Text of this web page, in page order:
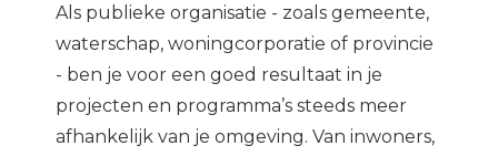
Als publieke organisatie - zoals gemeente,
waterschap, woningcorporatie of provincie
- ben je voor een goed resultaat in je
projecten en programma’s steeds meer
afhankelijk van je omgeving. Van inwoners,